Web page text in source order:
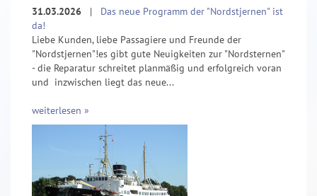
31.03.2026 | Das neue Programm der "Nordstjernen" ist
da!
Liebe Kunden, liebe Passagiere und Freunde der
"Nordstjernen"!es gibt gute Neuigkeiten zur "Nordsternen"
- die Reparatur schreitet planmäßig und erfolgreich voran
und inzwischen liegt das neue...
weiterlesen »